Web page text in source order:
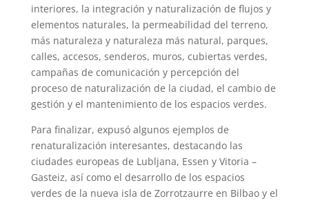
interiores, la integración y naturalización de flujos y
elementos naturales, la permeabilidad del terreno,
más naturaleza y naturaleza más natural, parques,
calles, accesos, senderos, muros, cubiertas verdes,
campañas de comunicación y percepción del
proceso de naturalización de la ciudad, el cambio de
gestión y el mantenimiento de los espacios verdes.
Para finalizar, expusó algunos ejemplos de
renaturalización interesantes, destacando las
ciudades europeas de Lubljana, Essen y Vitoria –
Gasteiz, así como el desarrollo de los espacios
verdes de la nueva isla de Zorrotzaurre en Bilbao y el